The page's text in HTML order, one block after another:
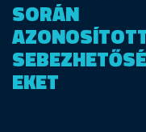
SORÁN
EKET